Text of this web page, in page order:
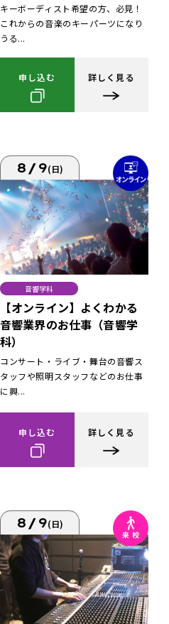
キーボーディスト希望の方、必見！
これからの音楽のキーパーツになり
うる...
申し込む 詳しく見る
8/9(日)
音響学科
【オンライン】よくわかる
音響業界のお仕事（音響学
科）
コンサート・ライブ・舞台の音響ス
タッフや照明スタッフなどのお仕事
に興...
申し込む 詳しく見る
8/9(日)